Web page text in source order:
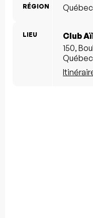
RÉGION Québec
LIEU
Club
150,
Québec